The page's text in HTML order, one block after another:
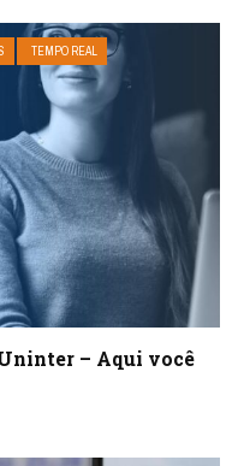
TEMPO REAL
– Aqui você